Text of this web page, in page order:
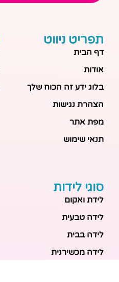
תפריט ניווט
דף הבית
אודות
בלוג ידע זה הכוח שלך
הצהרת נגישות
מפת אתר
תנאי שימוש
סוגי לידות
לידת ואקום
לידה טבעית
לידה בבית
לידה מכשירנית